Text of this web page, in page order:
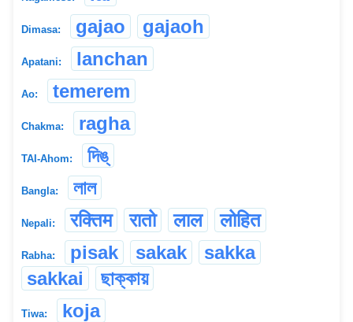
Dimasa: gajao gajaoh
Apatani: lanchan
Ao: temerem
Chakma: ragha
TAI-Ahom: দিঙ্
Bangla: লাল
Nepali: रक्तिम रातो लाल लोहित
Rabha: pisak sakak
sakka
sakkai
ছাক্কায়
Tiwa: koja